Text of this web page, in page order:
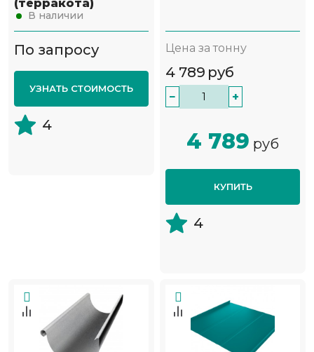
(терракота)
В наличии
По запросу
УЗНАТЬ СТОИМОСТЬ
4
Цена за тонну
4 789 руб
− +
4 789 руб
КУПИТЬ
4